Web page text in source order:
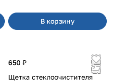
В корзину
650 ₽
Щетка стеклоочистителя